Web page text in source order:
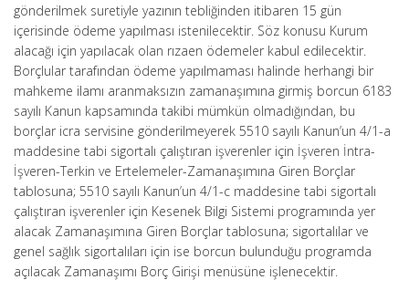
gönderilmek suretiyle yazının tebliğinden itibaren 15 gün
içerisinde ödeme yapılması istenilecektir. Söz konusu Kurum
alacağı için yapılacak olan rızaen ödemeler kabul edilecektir.
Borçlular tarafından ödeme yapılmaması halinde herhangi bir
mahkeme ilamı aranmaksızın zamanaşımına girmiş borcun 6183
sayılı Kanun kapsamında takibi mümkün olmadığından, bu
borçlar icra servisine gönderilmeyerek 5510 sayılı Kanun’un 4/1-a
maddesine tabi sigortalı çalıştıran işverenler için İşveren İntra-
İşveren-Terkin ve Ertelemeler-Zamanaşımına Giren Borçlar
tablosuna; 5510 sayılı Kanun’un 4/1-c maddesine tabi sigortalı
çalıştıran işverenler için Kesenek Bilgi Sistemi programında yer
alacak Zamanaşımına Giren Borçlar tablosuna; sigortalılar ve
genel sağlık sigortalıları için ise borcun bulunduğu programda
açılacak Zamanaşımı Borç Girişi menüsüne işlenecektir.